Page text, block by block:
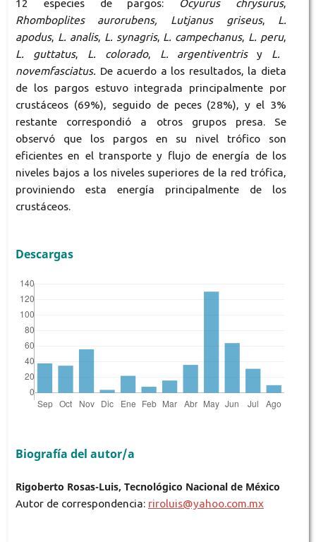
12 especies de pargos:
Ocyurus chrysurus,
Rhomboplites aurorubens, Lutjanus griseus, L.
apodus, L. analis, L. synagris, L. campechanus, L. peru,
L. guttatus, L. colorado, L. argentiventrisy L.
novemfasciatus. De acuerdo a los resultados, la dieta
de los pargos estuvo integrada principalmente por
crustáceos (69%), seguido de peces (28%), y el 3%
restante correspondió a otros grupos presa. Se
observó que los pargos en su nivel trófico son
eficientes en el transporte y flujo de energía de los
niveles bajos a los niveles superiores de la red trófica,
proviniendo esta energía principalmente de los
crustáceos.
Descargas
Biografía del autor/a
Rigoberto Rosas-Luis, Tecnológico Nacional de México
Autor de correspondencia: riroluis@yahoo.com.mx